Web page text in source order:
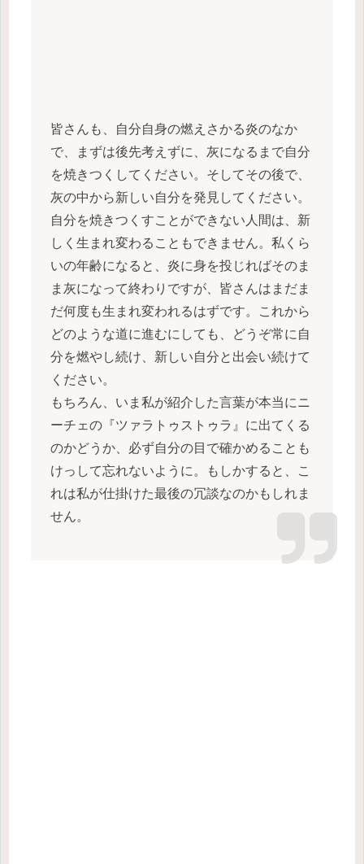
皆さんも、自分自身の燃えさかる炎のなか
で、まずは後先考えずに、灰になるまで自分
を焼きつくしてください。そしてその後で、
灰の中から新しい自分を発見してください。
自分を焼きつくすことができない人間は、新
しく生まれ変わることもできません。私くら
いの年齢になると、炎に身を投じればそのま
ま灰になって終わりですが、皆さんはまだま
だ何度も生まれ変われるはずです。これから
どのような道に進むにしても、どうぞ常に自
分を燃やし続け、新しい自分と出会い続けて
ください。
もちろん、いま私が紹介した言葉が本当にニ
ーチェの『ツァラトゥストゥラ』に出てくる
のかどうか、必ず自分の目で確かめることも
けっして忘れないように。もしかすると、こ
れは私が仕掛けた最後の冗談なのかもしれま
せん。